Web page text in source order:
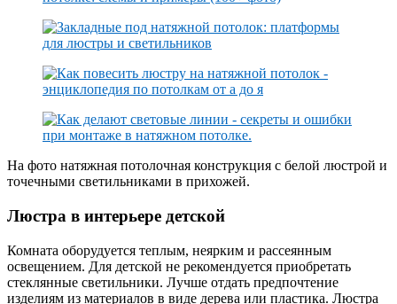
На фото натяжная потолочная конструкция с белой люстрой и
точечными светильниками в прихожей.
Люстра в интерьере детской
Комната оборудуется теплым, неярким и рассеянным
освещением. Для детской не рекомендуется приобретать
стеклянные светильники. Лучше отдать предпочтение
изделиям из материалов в виде дерева или пластика. Люстра